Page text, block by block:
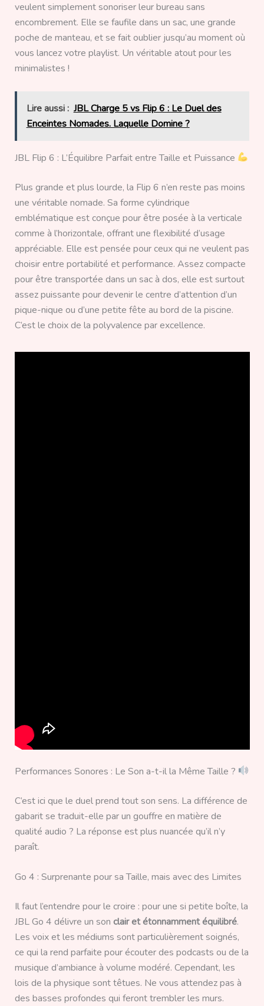
veulent simplement sonoriser leur bureau sans
encombrement. Elle se faufile dans un sac, une grande
poche de manteau, et se fait oublier jusqu’au moment où
vous lancez votre playlist. Un véritable atout pour les
minimalistes !
Lire aussi : JBL Charge 5 vs Flip 6 : Le Duel des
Enceintes Nomades. Laquelle Domine ?
JBL Flip 6 : L’Équilibre Parfait entre Taille et Puissance
Plus grande et plus lourde, la Flip 6 n’en reste pas moins
une véritable nomade. Sa forme cylindrique
emblématique est conçue pour être posée à la verticale
comme à l’horizontale, offrant une flexibilité d’usage
appréciable. Elle est pensée pour ceux qui ne veulent pas
choisir entre portabilité et performance. Assez compacte
pour être transportée dans un sac à dos, elle est surtout
assez puissante pour devenir le centre d’attention d’un
pique-nique ou d’une petite fête au bord de la piscine.
C’est le choix de la polyvalence par excellence.
Performances Sonores : Le Son a-t-il la Même Taille ?
C’est ici que le duel prend tout son sens. La différence de
gabarit se traduit-elle par un gouffre en matière de
qualité audio ? La réponse est plus nuancée qu’il n’y
paraît.
Go 4 : Surprenante pour sa Taille, mais avec des Limites
Il faut l’entendre pour le croire : pour une si petite boîte, la
JBL Go 4 délivre un son clair et étonnamment équilibré.
Les voix et les médiums sont particulièrement soignés,
ce qui la rend parfaite pour écouter des podcasts ou de la
musique d’ambiance à volume modéré. Cependant, les
lois de la physique sont têtues. Ne vous attendez pas à
des basses profondes qui feront trembler les murs.